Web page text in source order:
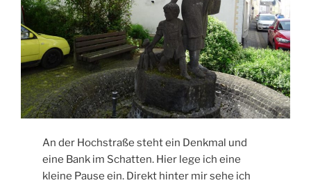
An der Hochstraße steht ein Denkmal und
eine Bank im Schatten. Hier lege ich eine
kleine Pause ein. Direkt hinter mir sehe ich